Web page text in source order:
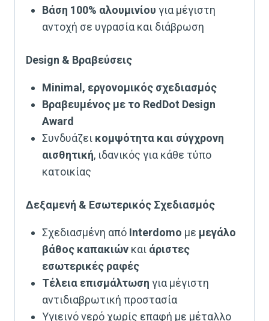
Βάση 100% αλουμινίου για μέγιστη
αντοχή σε υγρασία και διάβρωση
Design & Βραβεύσεις
Minimal, εργονομικός σχεδιασμός
Βραβευμένος με το RedDot Design
Award
Συνδυάζει κομψότητα και σύγχρονη
αισθητική, ιδανικός για κάθε τύπο
κατοικίας
Δεξαμενή & Εσωτερικός Σχεδιασμός
Σχεδιασμένη από Interdomo με μεγάλο
βάθος καπακιών και άριστες
εσωτερικές ραφές
Τέλεια επισμάλτωση για μέγιστη
αντιδιαβρωτική προστασία
Υγιεινό νερό χωρίς επαφή με μέταλλο